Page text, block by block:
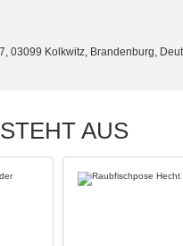
03099 Kolkwitz, Brandenburg,
AUS